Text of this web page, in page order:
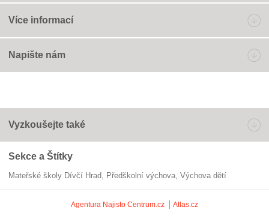
Více informací
Napište nám
Vyzkoušejte také
Sekce a Štítky
Mateřské školy Dívčí Hrad předškolní výchova výchova dětí
Agentura Najisto Centrum.cz Atlas.cz